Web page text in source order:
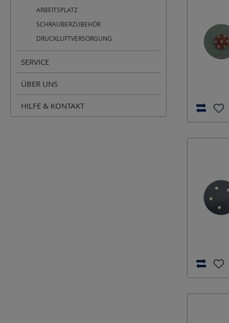
ARBEITSPLATZ
SCHRAUBERZUBEHÖR
DRUCKLUFTVERSORGUNG
SERVICE
ÜBER UNS
HILFE & KONTAKT